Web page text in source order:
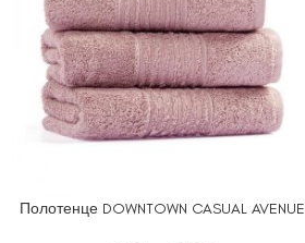
ВЫБЕРИТЕ ПАРАМЕТРЫ
Полотенце DOWNTOWN CASUAL AVENUE